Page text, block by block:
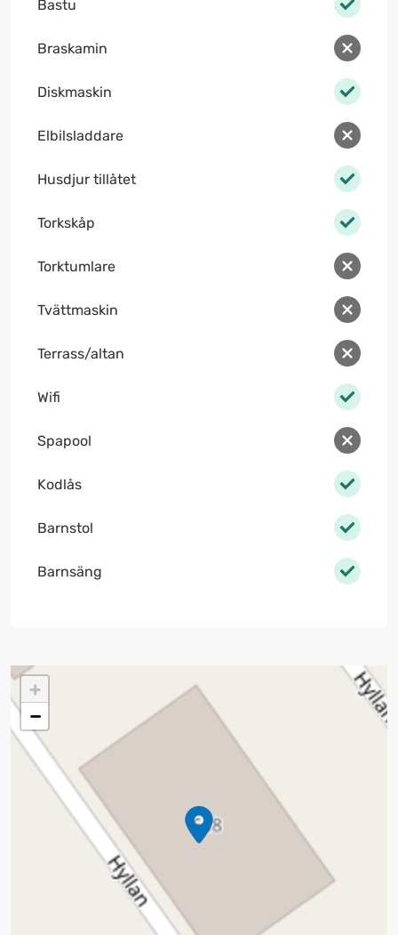
Bastu
Braskamin
Diskmaskin
Elbilsladdare
Husdjur tillåtet
Torkskåp
Torktumlare
Tvättmaskin
Terrass/altan
Wifi
Spapool
Kodlås
Barnstol
Barnsäng
+
−